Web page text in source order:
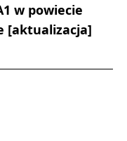
w powiecie
[aktualizacja]